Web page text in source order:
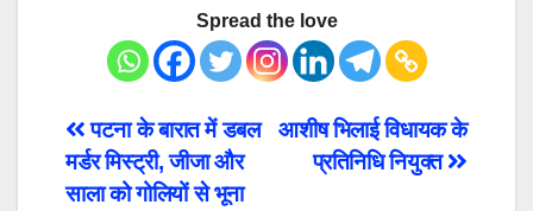
Spread the love
Post
navigation
आशीष भिलाई विधायक के
प्रतिनिधि नियुक्त
पटना के बारात में डबल
मर्डर मिस्ट्री, जीजा और
साला को गोलियों से भूना